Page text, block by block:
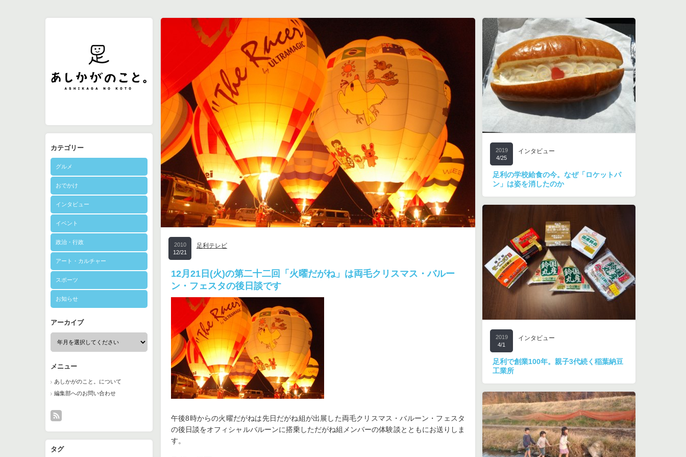
カテゴリー
グルメ
おでかけ
インタビュー
イベント
政治・行政
アート・カルチャー
スポーツ
お知らせ
アーカイブ
メニュー
あしかがのこと。について
編集部へのお問い合わせ
タグ
2010
12/21
足利テレビ
12月21日(火)の第二十二回「火曜だがね」は両毛クリスマス・バルー
ン・フェスタの後日談です
午後8時からの火曜だがねは先日だがね組が出展した両毛クリスマス・バルーン・フェスタ
の後日談をオフィシャルバルーンに搭乗しただがね組メンバーの体験談とともにお送りしま
す。
2019
4/25
インタビュー
足利の学校給食の今。なぜ「ロケットパ
ン」は姿を消したのか
2019
4/1
インタビュー
足利で創業100年。親子3代続く稲葉納豆
工業所